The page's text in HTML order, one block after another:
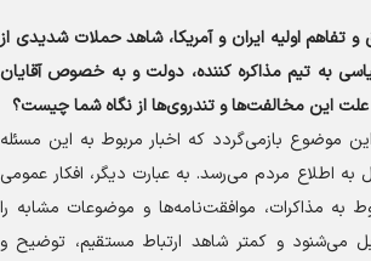
تفاهم اولیه ایران و آمریکا، شاهد حملات شدیدی از
به تیم مذاکره کننده، دولت و به خصوص آقایان
علت این مخالفت‌ها و تندروی‌ها از نگاه شما چیست؟
موضوع بازمی‌گردد که اخبار مربوط به این مسئله
به اطلاع مردم می‌رسد. به عبارت دیگر، افکار عمومی
به مذاکرات، موافقت‌نامه‌ها و موضوعات مشابه را
می‌شنود و کمتر شاهد ارتباط مستقیم، توضیح و